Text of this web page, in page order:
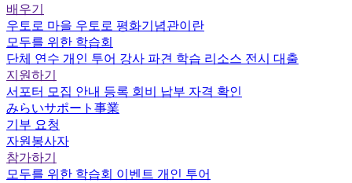
배우기
우토로 마을 우토로 평화기념관이란
모두를 위한 학습회
단체 연수 개인 투어 강사 파견 학습 리소스 전시 대출
지원하기
서포터 모집 안내 등록 회비 납부 자격 확인
みらいサポート事業
기부 요청
자원봉사자
참가하기
모두를 위한 학습회 이벤트 개인 투어